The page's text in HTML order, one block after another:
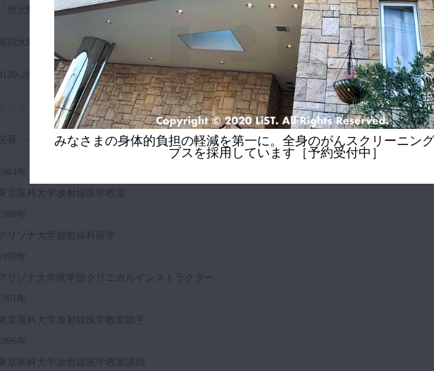
「所沢駅」西口（1F） 徒歩5分
原則水曜日
0120-281-489
永仁会シーズクリニックURL
院長 石田 二郎
1984年
東京医科大学放射線医学教室
1989年
アリゾナ大学放射線科留学
1990年
アリゾナ大学医学部クリニカルインストラクター
1991年
東京医科大学放射線医学教室助手
1996年
東京医科大学放射線医学教室講師
みなさまの身体的負担の軽減を第一に。全身のがんスクリーニン
ブスを採用しています［予約受付中］